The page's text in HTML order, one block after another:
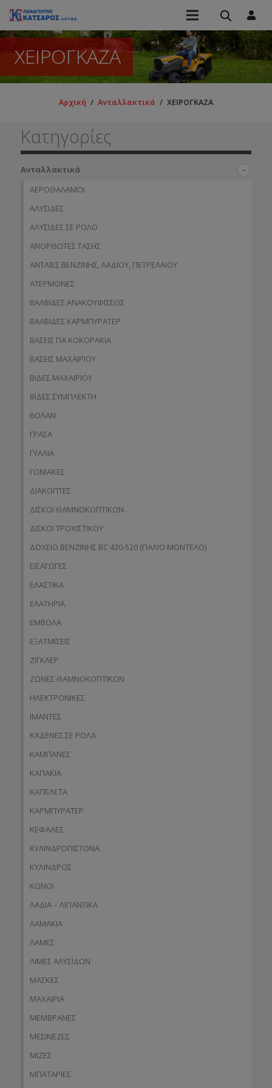
ΧΕΙΡΟΓΚΑΖΑ
Αρχική / Ανταλλακτικά / ΧΕΙΡΟΓΚΑΖΑ
Κατηγορίες
Ανταλλακτικά
ΑΕΡΟΘΑΛΑΜΟΙ
ΑΛΥΣΙΔΕΣ
ΑΛΥΣΙΔΕΣ ΣΕ ΡΟΛΟ
ΑΝΟΡΘΩΤΕΣ ΤΑΣΗΣ
ΑΝΤΛΙΕΣ ΒΕΝΖΙΝΗΣ, ΛΑΔΙΟΥ, ΠΕΤΡΕΛΑΙΟΥ
ΑΤΕΡΜΟΝΕΣ
ΒΑΛΒΙΔΕΣ ΑΝΑΚΟΥΦΙΣΕΩΣ
ΒΑΛΒΙΔΕΣ ΚΑΡΜΠΥΡΑΤΕΡ
ΒΑΣΕΙΣ ΓΙΑ ΚΟΚΟΡΑΚΙΑ
ΒΑΣΕΙΣ ΜΑΧΑΙΡΙΟΥ
ΒΙΔΕΣ ΜΑΧΑΙΡΙΟΥ
ΒΙΔΕΣ ΣΥΜΠΛΕΚΤΗ
ΒΟΛΑΝ
ΓΡΑΣΑ
ΓΥΑΛΙΑ
ΓΩΝΙΑΚΕΣ
ΔΙΑΚΟΠΤΕΣ
ΔΙΣΚΟΙ ΘΑΜΝΟΚΟΠΤΙΚΩΝ
ΔΙΣΚΟΙ ΤΡΟΧΙΣΤΙΚΟΥ
ΔΟΧΕΙΟ ΒΕΝΖΙΝΗΣ BC 430-520 (ΠΑΛΙΟ ΜΟΝΤΕΛΟ)
ΕΙΣΑΓΩΓΕΣ
ΕΛΑΣΤΙΚΑ
ΕΛΑΤΗΡΙΑ
ΕΜΒΟΛΑ
ΕΞΑΤΜΙΣΕΙΣ
ΖΙΓΚΛΕΡ
ΖΩΝΕΣ ΘΑΜΝΟΚΟΠΤΙΚΩΝ
ΗΛΕΚΤΡΟΝΙΚΕΣ
ΙΜΑΝΤΕΣ
ΚΑΔΕΝΕΣ ΣΕ ΡΟΛΑ
ΚΑΜΠΑΝΕΣ
ΚΑΠΑΚΙΑ
ΚΑΠΕΛΕΤΑ
ΚΑΡΜΠΥΡΑΤΕΡ
ΚΕΦΑΛΕΣ
ΚΥΛΙΝΔΡΟΠΙΣΤΟΝΑ
ΚΥΛΙΝΔΡΟΣ
ΚΩΝΟΙ
ΛΑΔΙΑ – ΛΙΠΑΝΤΙΚΑ
ΛΑΜΑΚΙΑ
ΛΑΜΕΣ
ΛΙΜΕΣ ΑΛΥΣΙΔΩΝ
ΜΑΣΚΕΣ
ΜΑΧΑΙΡΙΑ
ΜΕΜΒΡΑΝΕΣ
ΜΕΣΙΝΕΖΕΣ
ΜΙΖΕΣ
ΜΠΑΤΑΡΙΕΣ